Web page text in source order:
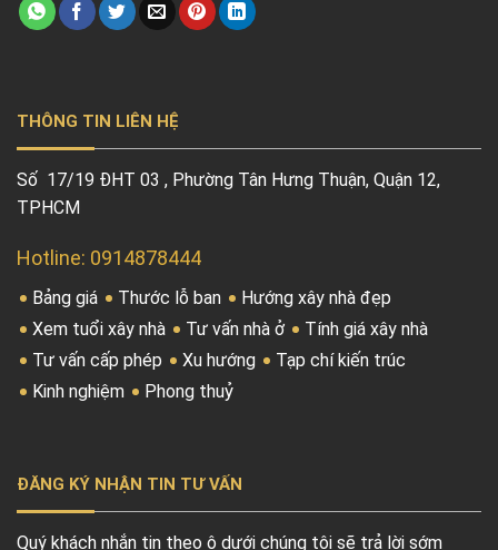
THÔNG TIN LIÊN HỆ
Số 17/19 ĐHT 03 , Phường Tân Hưng Thuận, Quận 12,
TPHCM
Hotline: 0914878444
Bảng giá Thước lỗ ban
Hướng xây nhà đẹp
Xem tuổi xây nhà
Tư vấn nhà ở
Tính giá xây nhà
Tư vấn cấp phép
Xu hướng
Tạp chí kiến trúc
Kinh nghiệm
Phong thuỷ
ĐĂNG KÝ NHẬN TIN TƯ VẤN
Quý khách nhắn tin theo ô dưới chúng tôi sẽ trả lời sớm